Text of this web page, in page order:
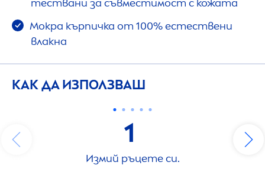
тествани за съвместимост с кожата
Мокра кърпичка от 100% естествени
влакна
КАК ДА ИЗПОЛЗВАШ
1
Измий ръцете си.